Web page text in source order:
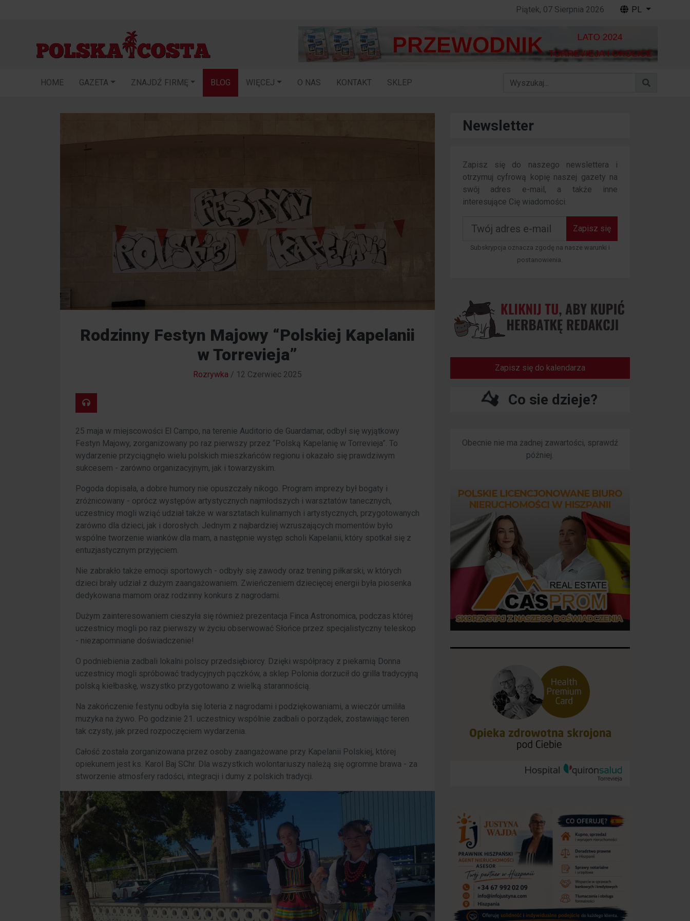
Piątek, 07 Sierpnia 2026 PL
HOME GAZETA ZNAJDŹ FIRMĘ BLOG WIĘCEJ O NAS KONTAKT SKLEP
Rodzinny Festyn Majowy “Polskiej Kapelanii
w Torrevieja”
Rozrywka / 12 Czerwiec 2025
25 maja w miejscowości El Campo, na terenie Auditorio de Guardamar, odbył się wyjątkowy
Festyn Majowy, zorganizowany po raz pierwszy przez “Polską Kapelanię w Torrevieja”. To
wydarzenie przyciągnęło wielu polskich mieszkańców regionu i okazało się prawdziwym
sukcesem - zarówno organizacyjnym, jak i towarzyskim.
Pogoda dopisała, a dobre humory nie opuszczały nikogo. Program imprezy był bogaty i
zróżnicowany - oprócz występów artystycznych najmłodszych i warsztatów tanecznych,
uczestnicy mogli wziąć udział także w warsztatach kulinarnych i artystycznych, przygotowanych
zarówno dla dzieci, jak i dorosłych. Jednym z najbardziej wzruszających momentów było
wspólne tworzenie wianków dla mam, a następnie występ scholi Kapelanii, który spotkał się z
entuzjastycznym przyjęciem.
Nie zabrakło także emocji sportowych - odbyły się zawody oraz trening piłkarski, w których
dzieci brały udział z dużym zaangażowaniem. Zwieńczeniem dziecięcej energii była piosenka
dedykowana mamom oraz rodzinny konkurs z nagrodami.
Dużym zainteresowaniem cieszyła się również prezentacja Finca Astronomica, podczas której
uczestnicy mogli po raz pierwszy w życiu obserwować Słońce przez specjalistyczny teleskop
- niezapomniane doświadczenie!
O podniebienia zadbali lokalni polscy przedsiębiorcy. Dzięki współpracy z piekarnią Donna
uczestnicy mogli spróbować tradycyjnych pączków, a sklep Polonia dorzucił do grilla tradycyjną
polską kiełbaskę, wszystko przygotowano z wielką starannością.
Na zakończenie festynu odbyła się loteria z nagrodami i podziękowaniami, a wieczór umiliła
muzyka na żywo. Po godzinie 21. uczestnicy wspólnie zadbali o porządek, zostawiając teren
tak czysty, jak przed rozpoczęciem wydarzenia.
Całość została zorganizowana przez osoby zaangażowane przy Kapelanii Polskiej, której
opiekunem jest ks. Karol Baj SChr. Dla wszystkich wolontariuszy należą się ogromne brawa - za
stworzenie atmosfery radości, integracji i dumy z polskich tradycji.
Newsletter
Zapisz się do naszego newslettera i
otrzymuj cyfrową kopię naszej gazety na
swój adres e-mail, a także inne
interesujące Cię wiadomości.
Zapisz się
Subskrypcja oznacza zgodę na nasze warunki i
postanowienia.
Zapisz się do kalendarza
Co sie dzieje?
Obecnie nie ma żadnej zawartości, sprawdź
później.